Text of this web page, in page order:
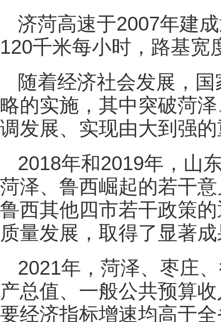
济菏高速于2007年建
120千米每小时，路基宽
随着经济社会发展，
略的实施，其中突破菏
调发展、实现由大到强
2018年和2019年，山
菏泽、鲁西崛起的若干
鲁西其他四市若干政策
质量发展，取得了显著
2021年，菏泽、枣庄
产总值、一般公共预算
要经济指标增速均高于